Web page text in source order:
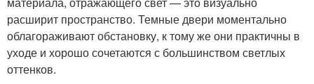
расширит пространство. Темные двери моментально
облагораживают обстановку, к тому же они практичны в
уходе и хорошо сочетаются с большинством светлых
оттенков.